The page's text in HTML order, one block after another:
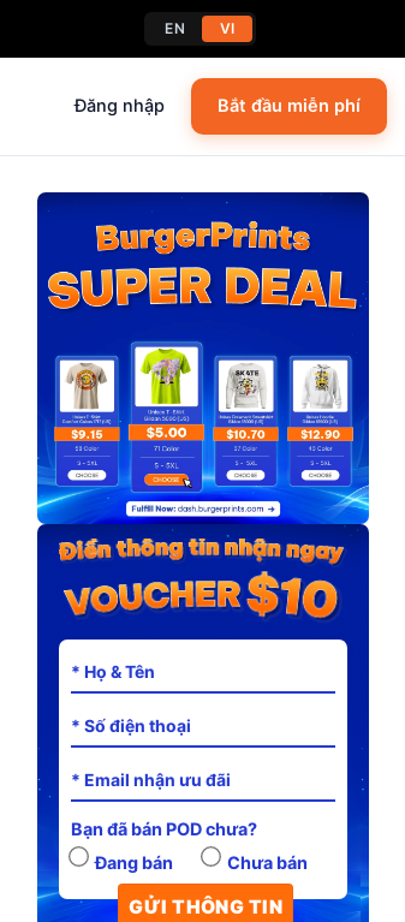
EN VI
Đăng nhập Bắt đầu miễn phí
Bạn đã bán POD chưa?
Đang bán
Chưa bán